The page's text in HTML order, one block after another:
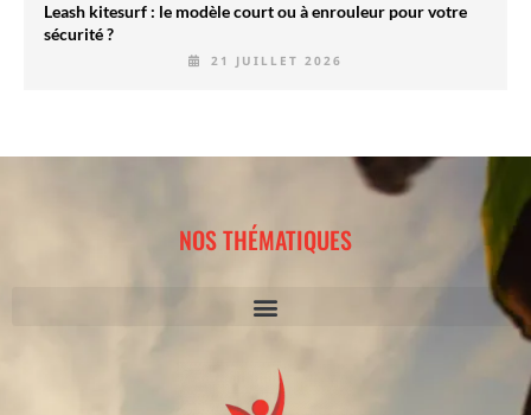
Leash kitesurf : le modèle court ou à enrouleur pour votre
sécurité ?
21 JUILLET 2026
NOS THÉMATIQUES